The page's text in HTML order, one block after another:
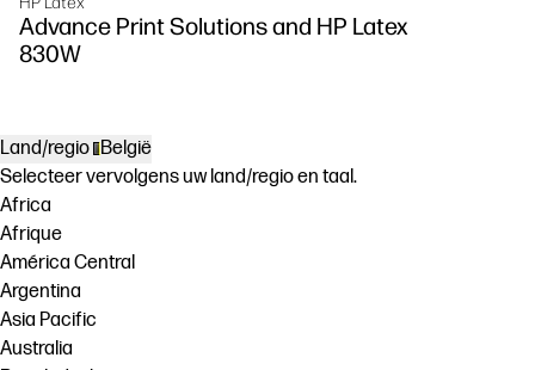
Advance Print Solutions and HP Latex
830W
Land/regio België
Selecteer vervolgens uw land/regio en taal.
Africa
Afrique
América Central
Argentina
Asia Pacific
Australia